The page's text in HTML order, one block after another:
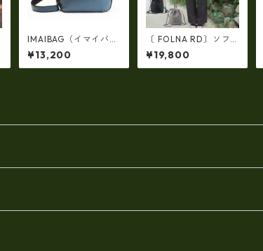
IMAIBAG（イマイバッ
グ）GENOVA斜め掛け
メッセンジャーショル
ダー（日本製）ri-274
¥13,200
〔 FOLNA RD〕ソフ
トレザー2WAY巾着シ
ョルダーバッグ・fo-0
83349
¥19,800